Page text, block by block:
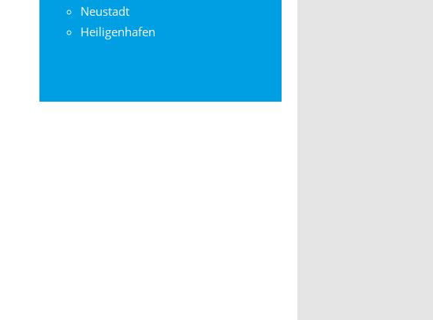
Neustadt
Heiligenhafen